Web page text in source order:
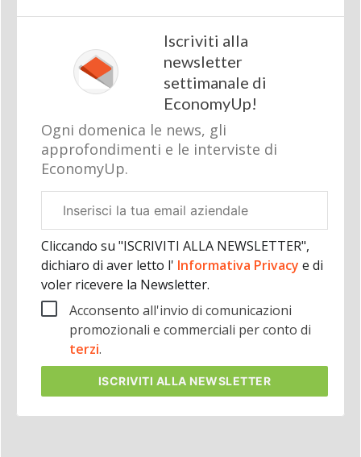
Iscriviti alla
newsletter
settimanale di
EconomyUp!
Ogni domenica le news, gli
approfondimenti e le interviste di
EconomyUp.
aziendale
Cliccando su "ISCRIVITI ALLA NEWSLETTER",
dichiaro di aver letto l' Informativa Privacy e di
voler ricevere la Newsletter.
Acconsento all'invio di comunicazioni
promozionali e commerciali per conto di
terzi.
ISCRIVITI ALLA NEWSLETTER